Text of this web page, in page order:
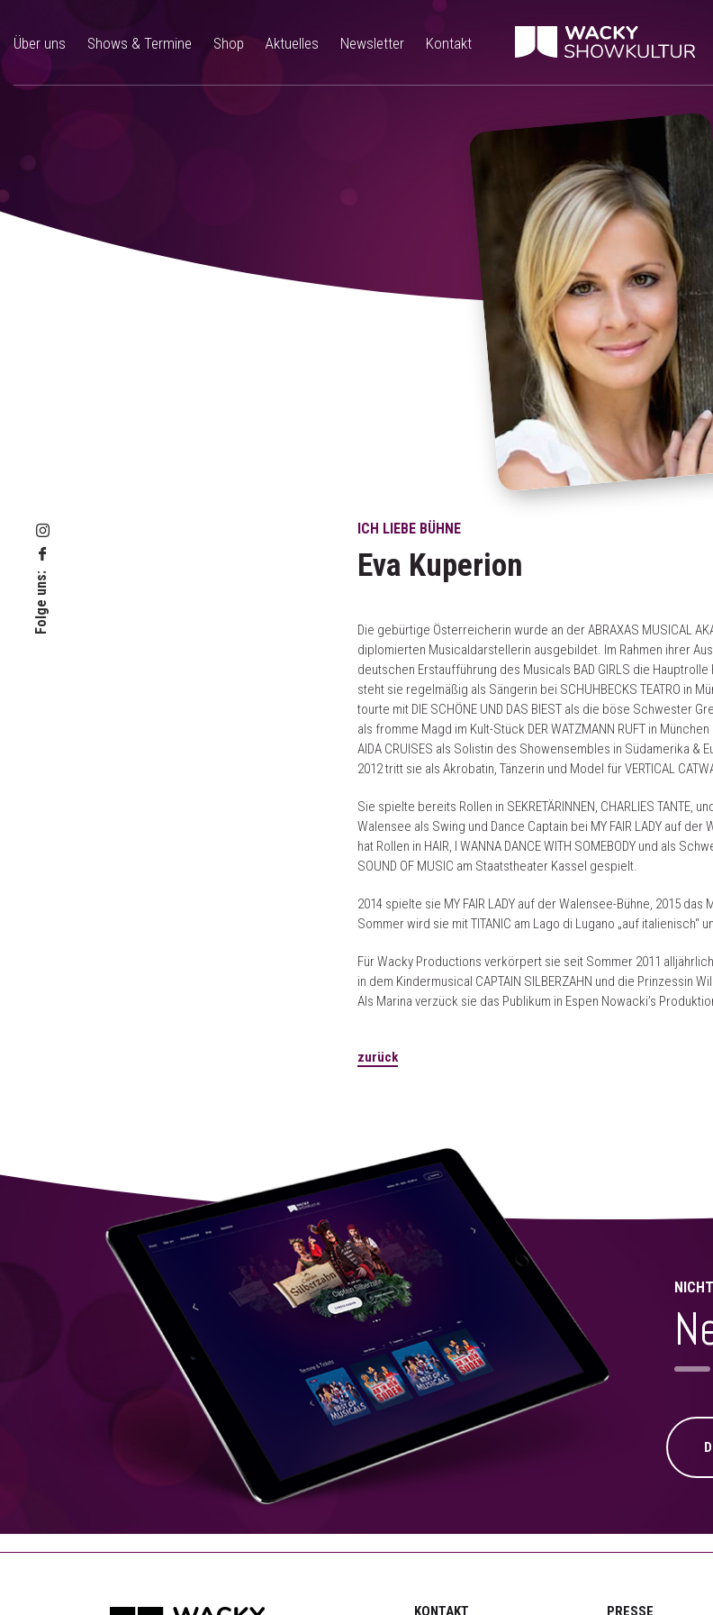
Über uns Shows & Termine Shop Aktuelles Newsletter Kontakt
Folge uns:
ICH LIEBE BÜHNE
Eva Kuperion
Die gebürtige Österreicherin wurde an der ABRAXAS MUSICAL
diplomierten Musicaldarstellerin ausgebildet. Im Rahmen ihrer
deutschen Erstaufführung des Musicals BAD GIRLS die
steht sie regelmäßig als Sängerin bei SCHUHBECKS TEATRO in
tourte mit DIE SCHÖNE UND DAS BIEST als die böse Schwester
als fromme Magd im Kult-Stück DER WATZMANN RUFT in
AIDA CRUISES als Solistin des Showensembles in Südamerika &
2012 tritt sie als Akrobatin, Tänzerin und Model für VERTICAL
Sie spielte bereits Rollen in SEKRETÄRINNEN, CHARLIES TANTE,
Walensee als Swing und Dance Captain bei MY FAIR LADY auf der
hat Rollen in HAIR, I WANNA DANCE WITH SOMEBODY und als
SOUND OF MUSIC am Staatstheater Kassel gespielt.
2014 spielte sie MY FAIR LADY auf der Walensee-Bühne, 2015 das
Sommer wird sie mit TITANIC am Lago di Lugano „auf italienisch“
Für Wacky Productions verkörpert sie seit Sommer 2011
in dem Kindermusical CAPTAIN SILBERZAHN und die Prinzessin
Als Marina verzück sie das Publikum in Espen Nowacki’s
zurück
KONTAKT PRESSE